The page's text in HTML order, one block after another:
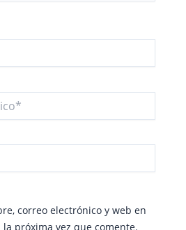
correo electrónico y web en
próxima vez que comente.